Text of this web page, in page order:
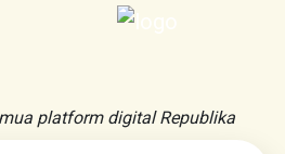
platform digital Republika